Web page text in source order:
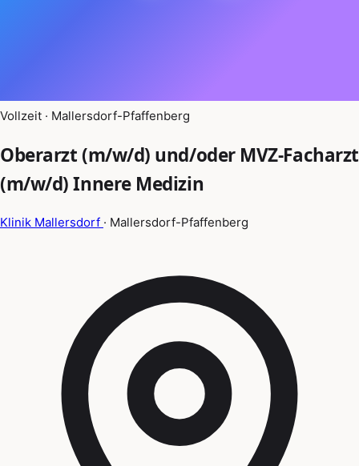
Vollzeit · Mallersdorf-Pfaffenberg
Oberarzt (m/w/d) und/oder MVZ-Facharzt
(m/w/d) Innere Medizin
Klinik Mallersdorf · Mallersdorf-Pfaffenberg